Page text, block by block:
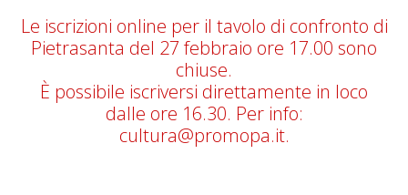
Le iscrizioni online per il tavolo di confronto di
Pietrasanta del 27 febbraio ore 17.00 sono
chiuse.
È possibile iscriversi direttamente in loco
dalle ore 16.30. Per info:
cultura@promopa.it.